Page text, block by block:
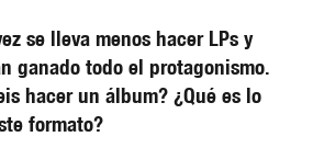
se lleva menos hacer LPs y
ganado todo el protagonismo.
hacer un álbum? ¿Qué es lo
formato?